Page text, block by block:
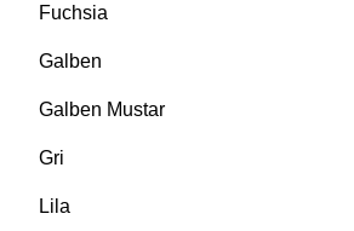
Fuchsia
Galben
Galben Mustar
Gri
Lila